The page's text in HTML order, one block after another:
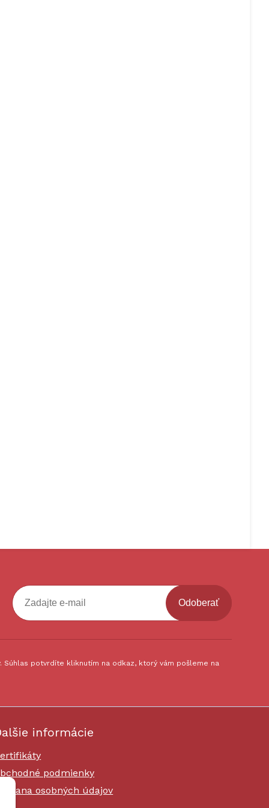
Odoberať
potvrdíte kliknutím na odkaz, ktorý vám pošleme na
informácie
podmienky
osobných údajov